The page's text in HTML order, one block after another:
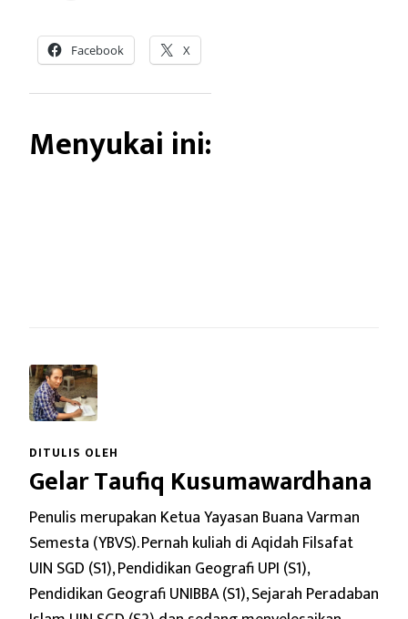
Facebook X
Menyukai ini:
DITULIS OLEH
Gelar Taufiq Kusumawardhana
Penulis merupakan Ketua Yayasan Buana Varman
Semesta (YBVS). Pernah kuliah di Aqidah Filsafat
UIN SGD (S1), Pendidikan Geografi UPI (S1),
Pendidikan Geografi UNIBBA (S1), Sejarah Peradaban